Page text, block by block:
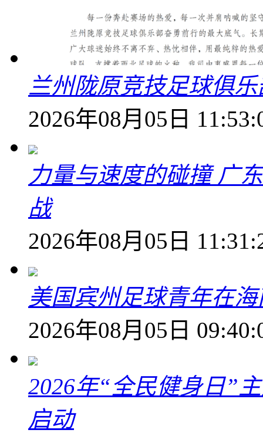
兰州陇原竞技足球俱
2026年08月05日
力量与速度的碰撞 广
战
2026年08月05日
美国宾州足球青年在
2026年08月05日
2026年“全民健身日”
启动